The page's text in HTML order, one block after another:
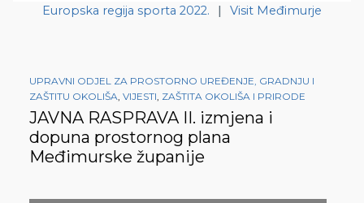
Europska regija sporta 2022. | Visit Međimurje
UPRAVNI ODJEL ZA PROSTORNO UREĐENJE, GRADNJU I
ZAŠTITU OKOLIŠA, VIJESTI, ZAŠTITA OKOLIŠA I PRIRODE
JAVNA RASPRAVA II. izmjena i
dopuna prostornog plana
Međimurske županije